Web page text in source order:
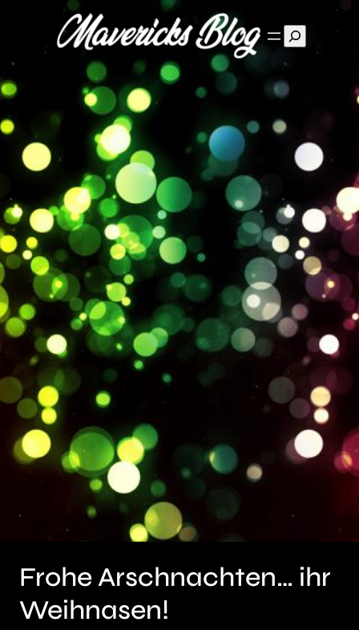
Suchen
Frohe Arschnachten… ihr
Weihnasen!